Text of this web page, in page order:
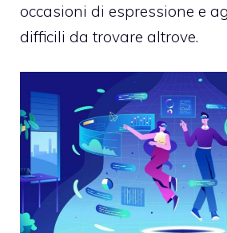
occasioni di espressione e
difficili da trovare altrove.